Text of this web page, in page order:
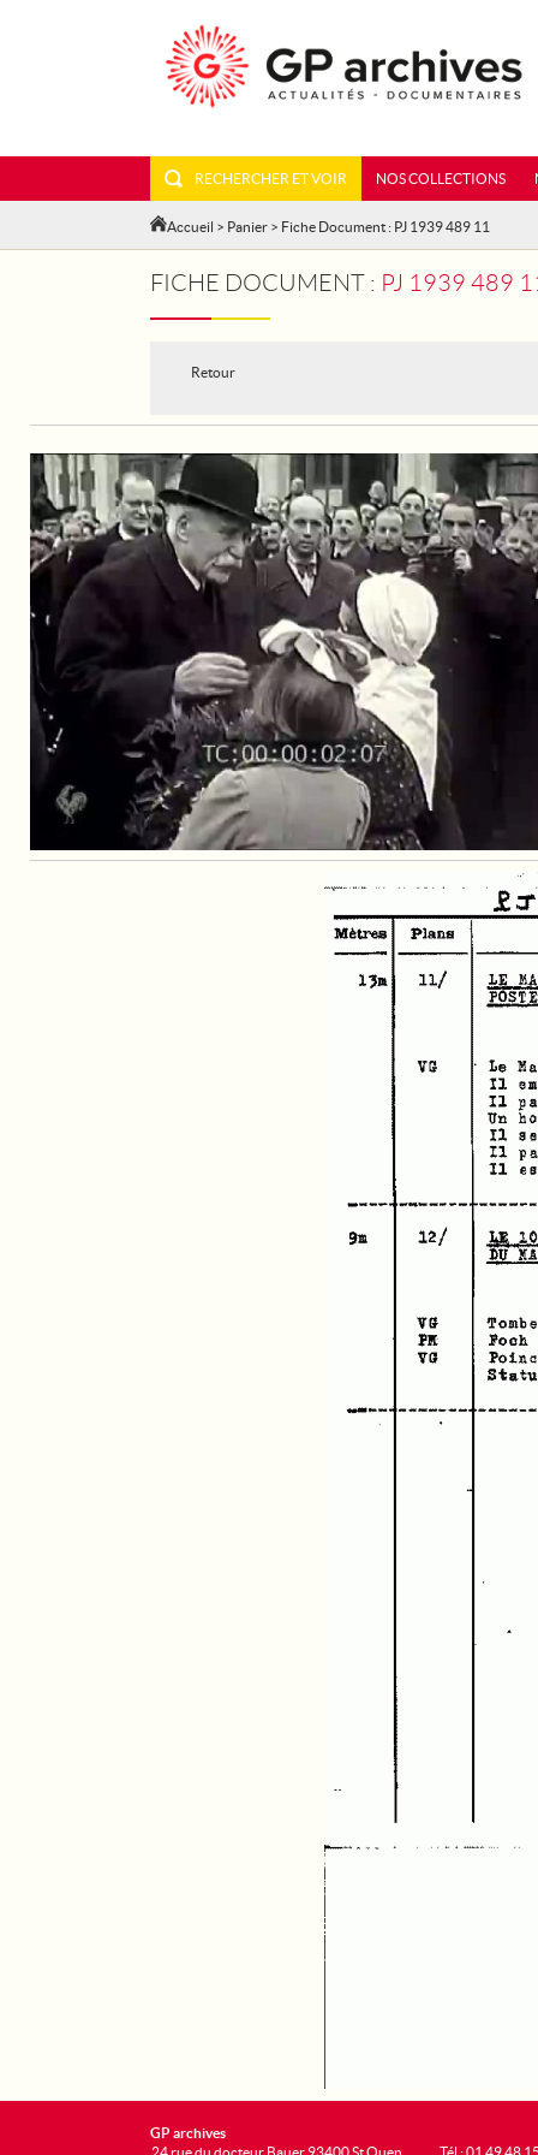
RECHERCHER ET VOIR NOS COLLECTIONS
Accueil > Panier > Fiche Document : PJ 1939 489 11
FICHE DOCUMENT : PJ 1939 489
Retour
GP archives